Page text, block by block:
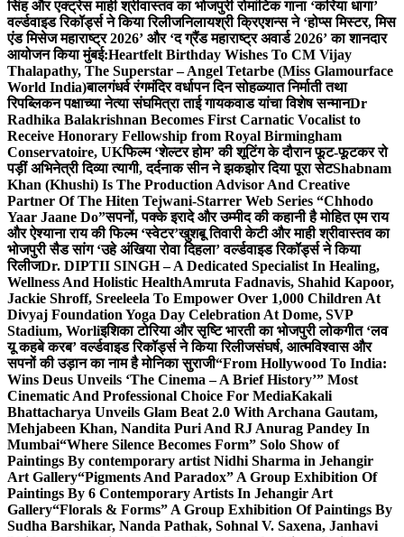
सिंह और एक्ट्रेस माही श्रीवास्तव का भोजपुरी रोमांटिक गाना ‘करिया धागा’
वर्ल्डवाइड रिकॉर्ड्स ने किया रिलीजनिलायश्री क्रिएशन्स ने ‘होप्स मिस्टर, मिस
एंड मिसेज महाराष्ट्र 2026’ और ‘द ग्रैंड महाराष्ट्र अवार्ड 2026’ का शानदार
आयोजन किया मुंबई:Heartfelt Birthday Wishes To CM Vijay
Thalapathy, The Superstar – Angel Tetarbe (Miss Glamourface
World India)बालगंधर्व रंगमंदिर वर्धापन दिन सोहळ्यात निर्माती तथा
रिपब्लिकन पक्षाच्या नेत्या संघमित्रा ताई गायकवाड यांचा विशेष सन्मानDr
Radhika Balakrishnan Becomes First Carnatic Vocalist to
Receive Honorary Fellowship from Royal Birmingham
Conservatoire, UKफिल्म ‘शेल्टर होम’ की शूटिंग के दौरान फूट-फूटकर रो
पड़ीं अभिनेत्री दिव्या त्यागी, दर्दनाक सीन ने झकझोर दिया पूरा सेटShabnam
Khan (Khushi) Is The Production Advisor And Creative
Partner Of The Hiten Tejwani-Starrer Web Series “Chhodo
Yaar Jaane Do”सपनों, पक्के इरादे और उम्मीद की कहानी है मोहित एम राय
और ऐश्याना राय की फिल्म ‘स्वेटर’खुशबू तिवारी केटी और माही श्रीवास्तव का
भोजपुरी सैड सांग ‘उहे अंखिया रोवा दिहला’ वर्ल्डवाइड रिकॉर्ड्स ने किया
रिलीजDr. DIPTII SINGH – A Dedicated Specialist In Healing,
Wellness And Holistic HealthAmruta Fadnavis, Shahid Kapoor,
Jackie Shroff, Sreeleela To Empower Over 1,000 Children At
Divyaj Foundation Yoga Day Celebration At Dome, SVP
Stadium, Worliइशिका टोरिया और सृष्टि भारती का भोजपुरी लोकगीत ‘लव
यू कहबे करब’ वर्ल्डवाइड रिकॉर्ड्स ने किया रिलीजसंघर्ष, आत्मविश्वास और
सपनों की उड़ान का नाम है मोनिका सुराजी“From Hollywood To India:
Wins Deus Unveils ‘The Cinema – A Brief History’” Most
Cinematic And Professional Choice For MediaKakali
Bhattacharya Unveils Glam Beat 2.0 With Archana Gautam,
Mehjabeen Khan, Nandita Puri And RJ Anurag Pandey In
Mumbai“Where Silence Becomes Form” Solo Show of
Paintings By contemporary artist Nidhi Sharma in Jehangir
Art Gallery“Pigments And Paradox” A Group Exhibition Of
Paintings By 6 Contemporary Artists In Jehangir Art
Gallery“Florals & Forms” A Group Exhibition Of Paintings By
Sudha Barshikar, Nanda Pathak, Sohnal V. Saxena, Janhavi